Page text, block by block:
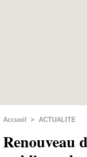
Accueil > ACTUALITE
Renouveau